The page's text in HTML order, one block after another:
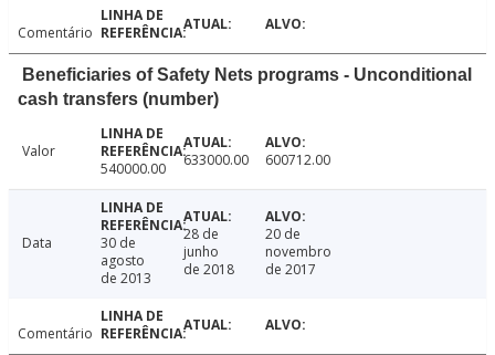
Comentário
Beneficiaries of Safety Nets programs - Unconditional
cash transfers (number)
Valor
540000.00
633000.00 600712.00
Data
30 de
agosto
de 2013
28 de
junho
de 2018
20 de
novembro
de 2017
Comentário